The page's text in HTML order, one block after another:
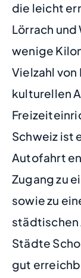
die leicht
Lörrach und
wenige
Vielzahl
kulturellen
Schweiz ist
Autofahrt
Zugang zu
sowie zu
städtischen
Städte
gut